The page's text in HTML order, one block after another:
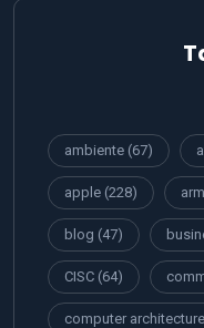
ambiente (67)
apple (228) arm
blog (47)
CISC (64)
computer architecture